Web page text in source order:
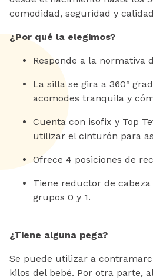
comodidad, seguridad y
¿Por qué la elegimos?
Responde a la normativa
La silla se gira a 360º
acomodes tranquila y
Cuenta con isofix y Top
utilizar el cinturón para
Ofrece 4 posiciones de
Tiene reductor de
grupos 0 y 1.
¿Tiene alguna pega?
Se puede utilizar a
kilos del bebé. Por otra parte,